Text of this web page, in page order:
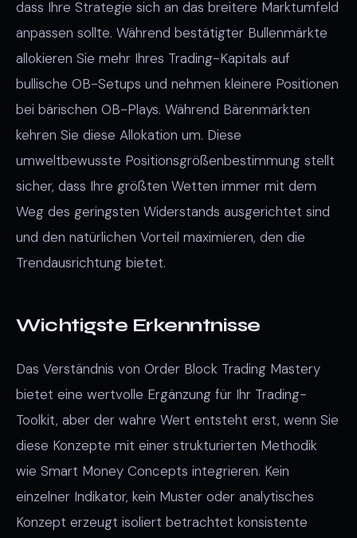
dass Ihre Strategie sich an das breitere Marktumfeld
anpassen sollte. Während bestätigter Bullenmärkte
allokieren Sie mehr Ihres Trading-Kapitals auf
bullische OB-Setups und nehmen kleinere Positionen
bei bärischen OB-Plays. Während Bärenmärkten
kehren Sie diese Allokation um. Diese
umweltbewusste Positionsgrößenbestimmung stellt
sicher, dass Ihre größten Wetten immer mit dem
Weg des geringsten Widerstands ausgerichtet sind
und den natürlichen Vorteil maximieren, den die
Trendausrichtung bietet.
Wichtigste Erkenntnisse
Das Verständnis von Order Block Trading Mastery
bietet eine wertvolle Ergänzung für Ihr Trading-
Toolkit, aber der wahre Wert entsteht erst, wenn Sie
diese Konzepte mit einer strukturierten Methodik
wie Smart Money Concepts integrieren. Kein
einzelner Indikator, kein Muster oder analytisches
Konzept erzeugt isoliert betrachtet konsistente